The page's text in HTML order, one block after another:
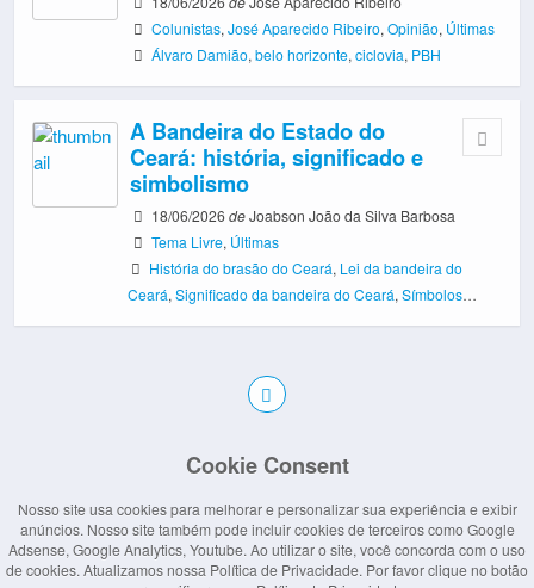
Colunistas,José Aparecido Ribeiro,Opinião, Últimas
Álvaro Damião,belo horizonte,ciclovia, PBH
A Bandeira do Estado do
Ceará: história, significado e
simbolismo
18/06/2026deJoabson João da Silva Barbosa
Tema Livre, Últimas
História do brasão do Ceará, Lei da bandeira do
Ceará, Significado da bandeira do Ceará, Símbolos